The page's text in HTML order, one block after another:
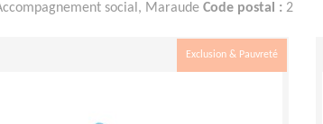
social, Maraude Code postal : 2
Exclusion & Pauvreté